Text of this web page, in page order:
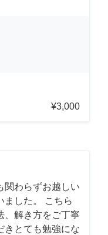
¥3,000
関わらずお越しい
ました。 こちら
、解き方をご丁寧
きとても勉強にな